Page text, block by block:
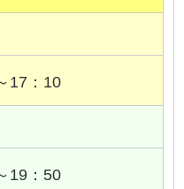
17：10
19：50